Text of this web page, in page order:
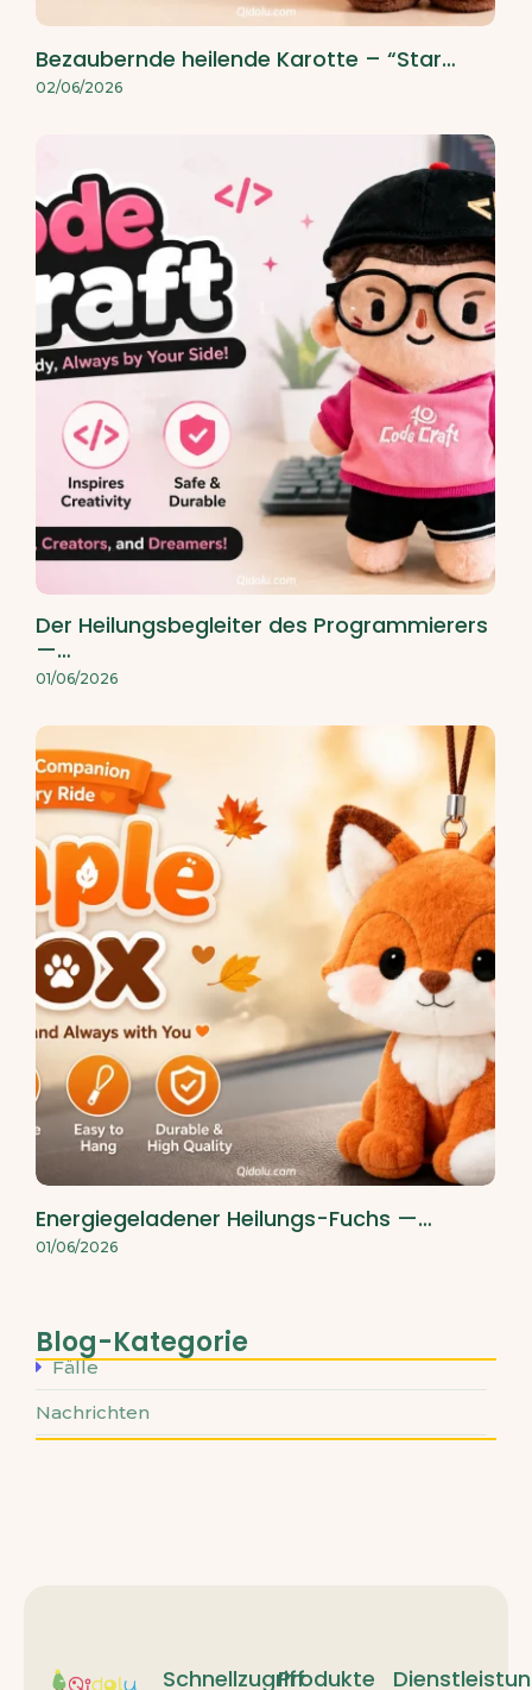
Bezaubernde heilende Karotte – “Star…
02/06/2026
Der Heilungsbegleiter des Programmierers
—…
01/06/2026
Energiegeladener Heilungs-Fuchs —…
01/06/2026
Blog-Kategorie
Fälle
Nachrichten
SchnellzugriffProdukte